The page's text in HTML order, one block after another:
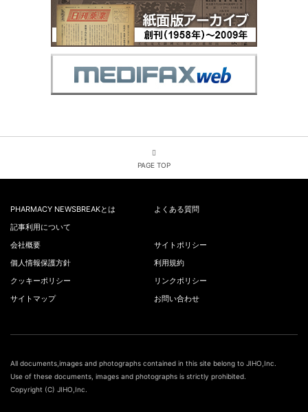
PAGE TOP
PHARMACY NEWSBREAKとは
よくある質問
記事利用について
会社概要
サイトポリシー
個人情報保護方針
利用規約
クッキーポリシー
リンクポリシー
サイトマップ
お問い合わせ
All documents,images and photographs contained in this site belong to JIHO,Inc.
Use of these documents, images and photographs is strictly prohibited.
Copyright (C) JIHO,Inc.